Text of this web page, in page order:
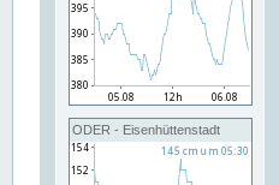
ODER - Eisenhüttenstadt